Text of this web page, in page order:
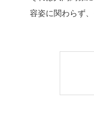
容姿に関わらず